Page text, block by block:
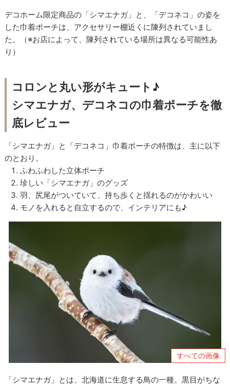
デコホーム限定商品の「シマエナガ」と、「デコネコ」の姿を
した巾着ポーチは、アクセサリー棚近くに陳列されていまし
た。（※お店によって、陳列されている場所は異なる可能性あ
り）
コロンと丸い形がキュート♪
シマエナガ、デコネコの巾着ポーチを徹
底レビュー
「シマエナガ」と「デコネコ」巾着ポーチの特徴は、主に以下
のとおり。
ふわふわした立体ポーチ
珍しい「シマエナガ」のグッズ
羽、尻尾がついていて、持ち歩くと揺れるのがかわいい
モノを入れると自立するので、インテリアにも♪
すべての画像
「シマエナガ」とは、北海道に生息する鳥の一種。黒目がちな